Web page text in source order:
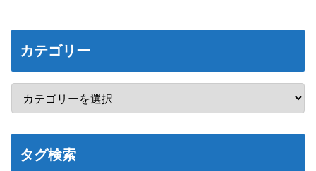
カテゴリー
タグ検索